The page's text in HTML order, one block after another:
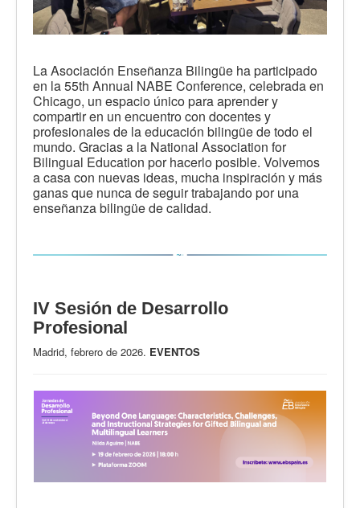
La Asociación Enseñanza Bilingüe ha participado
en la 55th Annual NABE Conference, celebrada en
Chicago, un espacio único para aprender y
compartir en un encuentro con docentes y
profesionales de la educación bilingüe de todo el
mundo. Gracias a la National Association for
Bilingual Education por hacerlo posible. Volvemos
a casa con nuevas ideas, mucha inspiración y más
ganas que nunca de seguir trabajando por una
enseñanza bilingüe de calidad.
IV Sesión de Desarrollo
Profesional
Madrid, febrero de 2026. EVENTOS